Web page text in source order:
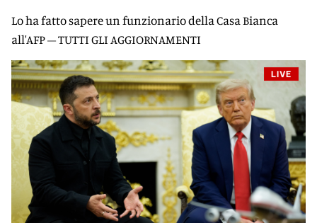
Lo ha fatto sapere un funzionario della Casa Bianca
all'AFP – TUTTI GLI AGGIORNAMENTI
LIVE